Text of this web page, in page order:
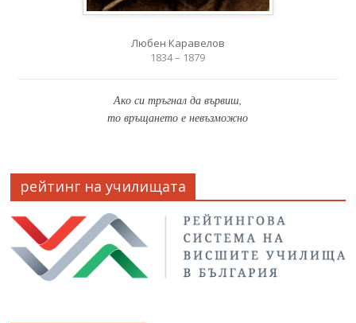
Любен Каравелов
1834 – 1879
Ако си тръгнал да вървиш,
то връщането е невъзможно
рейтинг на училищата